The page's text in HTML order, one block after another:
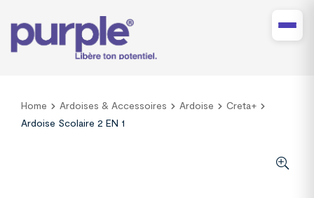
Home Ardoises & Accessoires Ardoise
Creta+
Ardoise Scolaire 2 EN 1